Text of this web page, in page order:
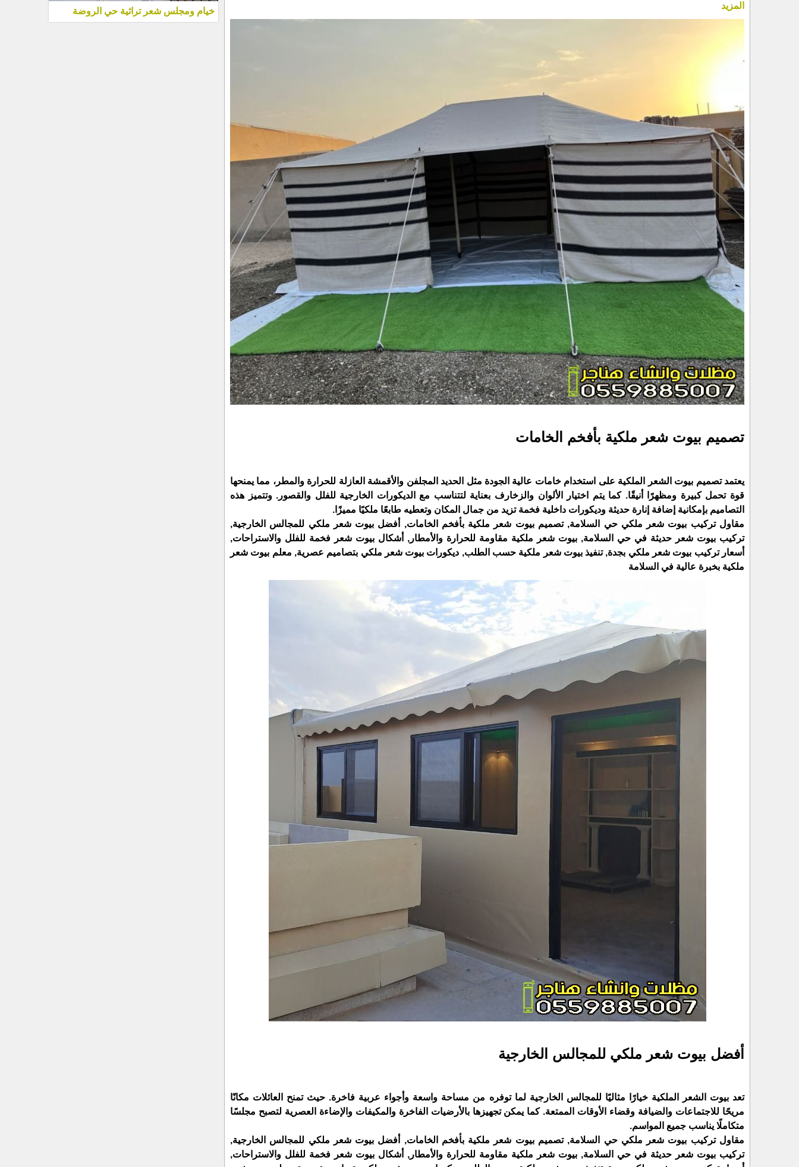
المزيد
تصميم بيوت شعر ملكية بأفخم الخامات
يعتمد تصميم بيوت الشعر الملكية على استخدام خامات عالية الجودة مثل الحديد المجلفن والأقمشة العازلة للحرارة والمطر، مما يمنحها
قوة تحمل كبيرة ومظهرًا أنيقًا. كما يتم اختيار الألوان والزخارف بعناية لتتناسب مع الديكورات الخارجية للفلل والقصور. وتتميز هذه
التصاميم بإمكانية إضافة إنارة حديثة وديكورات داخلية فخمة تزيد من جمال المكان وتعطيه طابعًا ملكيًا مميزًا.
مقاول تركيب بيوت شعر ملكي حي السلامة, تصميم بيوت شعر ملكية بأفخم الخامات, أفضل بيوت شعر ملكي للمجالس الخارجية,
تركيب بيوت شعر حديثة في حي السلامة, بيوت شعر ملكية مقاومة للحرارة والأمطار, أشكال بيوت شعر فخمة للفلل والاستراحات,
أسعار تركيب بيوت شعر ملكي بجدة, تنفيذ بيوت شعر ملكية حسب الطلب, ديكورات بيوت شعر ملكي بتصاميم عصرية, معلم بيوت شعر
ملكية بخبرة عالية في السلامة
أفضل بيوت شعر ملكي للمجالس الخارجية
تعد بيوت الشعر الملكية خيارًا مثاليًا للمجالس الخارجية لما توفره من مساحة واسعة وأجواء عربية فاخرة. حيث تمنح العائلات مكانًا
مريحًا للاجتماعات والضيافة وقضاء الأوقات الممتعة. كما يمكن تجهيزها بالأرضيات الفاخرة والمكيفات والإضاءة العصرية لتصبح مجلسًا
متكاملًا يناسب جميع المواسم.
مقاول تركيب بيوت شعر ملكي حي السلامة, تصميم بيوت شعر ملكية بأفخم الخامات, أفضل بيوت شعر ملكي للمجالس الخارجية,
تركيب بيوت شعر حديثة في حي السلامة, بيوت شعر ملكية مقاومة للحرارة والأمطار, أشكال بيوت شعر فخمة للفلل والاستراحات,
خيام ومجلس شعر تراثية حي الروضة